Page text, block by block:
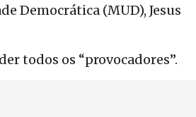
Democrática (MUD), Jesus
todos os “provocadores”.